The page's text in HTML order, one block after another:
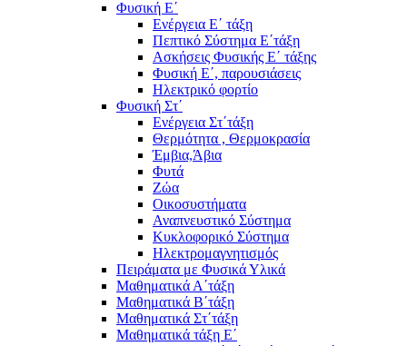
Φυσική Ε΄
Ενέργεια Ε΄ τάξη
Πεπτικό Σύστημα Ε΄τάξη
Ασκήσεις Φυσικής Ε΄ τάξης
Φυσική Ε΄, παρουσιάσεις
Ηλεκτρικό φορτίο
Φυσική Στ΄
Ενέργεια Στ΄τάξη
Θερμότητα , Θερμοκρασία
Έμβια,Άβια
Φυτά
Ζώα
Οικοσυστήματα
Αναπνευστικό Σύστημα
Κυκλοφορικό Σύστημα
Ηλεκτρομαγνητισμός
Πειράματα με Φυσικά Υλικά
Μαθηματικά Α΄τάξη
Μαθηματικά Β΄τάξη
Μαθηματικά Στ΄τάξη
Μαθηματικά τάξη Ε΄